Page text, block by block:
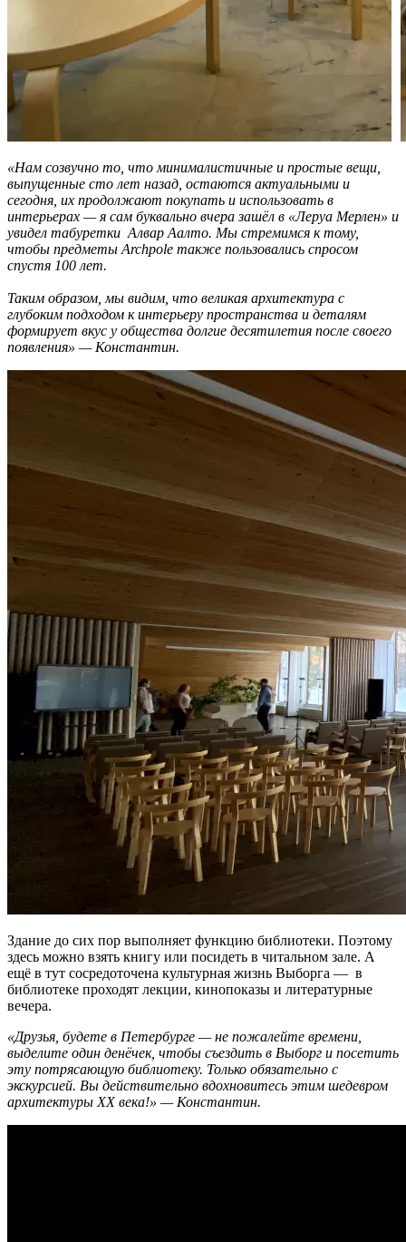
«Нам созвучно то, что минималистичные и простые вещи,
выпущенные сто лет назад, остаются актуальными и
сегодня, их продолжают покупать и использовать в
интерьерах — я сам буквально вчера зашёл в «Леруа Мерлен» и
увидел табуретки Алвар Аалто. Мы стремимся к тому,
чтобы предметы Archpole также пользовались спросом
спустя 100 лет.
Таким образом, мы видим, что великая архитектура с
глубоким подходом к интерьеру пространства и деталям
формирует вкус у общества долгие десятилетия после своего
появления» — Константин.
Здание до сих пор выполняет функцию библиотеки. Поэтому
здесь можно взять книгу или посидеть в читальном зале. А
ещё в тут сосредоточена культурная жизнь Выборга — в
библиотеке проходят лекции, кинопоказы и литературные
вечера.
«Друзья, будете в Петербурге — не пожалейте времени,
выделите один денёчек, чтобы съездить в Выборг и посетить
эту потрясающую библиотеку. Только обязательно с
экскурсией. Вы действительно вдохновитесь этим шедевром
архитектуры XX века!» — Константин.